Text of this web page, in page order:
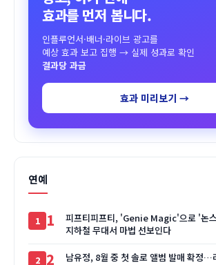
효과를 먼저 봅니다.
인플루언서·배너·라이브 광고를
예상 효과 보고 집행 → 실제 성과로 확인
결과당 과금
효과 미리보기 →
연예
1
피프티피프티, 'Genie Magic'으로 '논
지하철 무대서 마법 선보인다
2
남유정, 8월 중 첫 솔로 앨범 발매 확정…